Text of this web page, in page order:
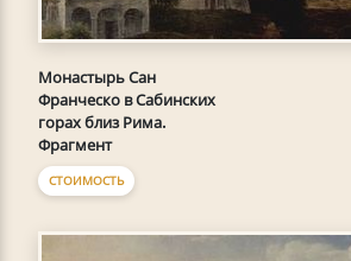
Монастырь Сан
Франческо в Сабинских
горах близ Рима.
Фрагмент
СТОИМОСТЬ